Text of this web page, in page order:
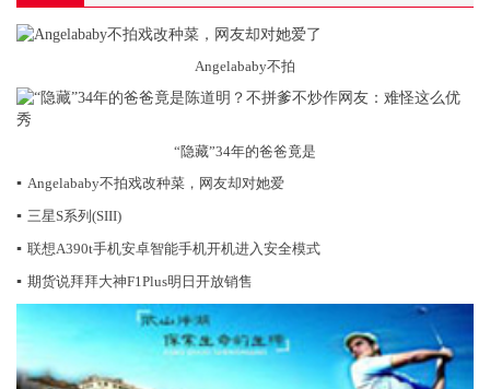
Angelababy不拍
“隐藏”34年的爸爸竟是
▪ Angelababy不拍戏改种菜，网友却对她爱
▪ 三星S系列(SIII)
▪ 联想A390t手机安卓智能手机开机进入安全模式
▪ 期货说拜拜大神F1Plus明日开放销售